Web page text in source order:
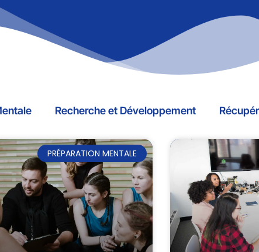
Recherche et Développement
PRÉPARATION MENTALE